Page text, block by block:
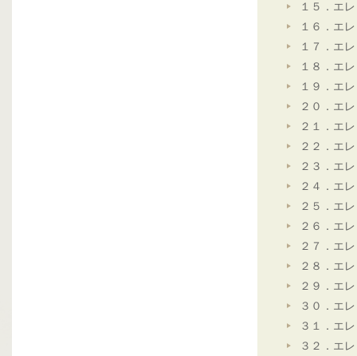
１５．エ
１６．エ
１７．エ
１８．エ
１９．エ
２０．エ
２１．エ
２２．エ
２３．エ
２４．エ
２５．エ
２６．エ
２７．エ
２８．エ
２９．エ
３０．エ
３１．エ
３２．エ